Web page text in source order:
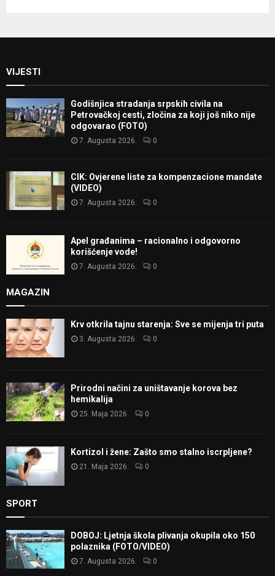
VIJESTI
Godišnjica stradanja srpskih civila na
Petrovačkoj cesti, zločina za koji još niko nije
odgovarao (FOTO)
7. Augusta 2026. 0
CIK: Ovjerene liste za kompenzacione mandate
(VIDEO)
7. Augusta 2026. 0
Apel građanima – racionalno i odgovorno
korišćenje vode!
7. Augusta 2026. 0
MAGAZIN
Krv otkrila tajnu starenja: Sve se mijenja tri puta
3. Augusta 2026. 0
Prirodni načini za uništavanje korova bez
hemikalija
25. Maja 2026. 0
Kortizol i žene: Zašto smo stalno iscrpljene?
21. Maja 2026. 0
SPORT
DOBOJ: Ljetnja škola plivanja okupila oko 150
polaznika (FOTO/VIDEO)
7. Augusta 2026. 0